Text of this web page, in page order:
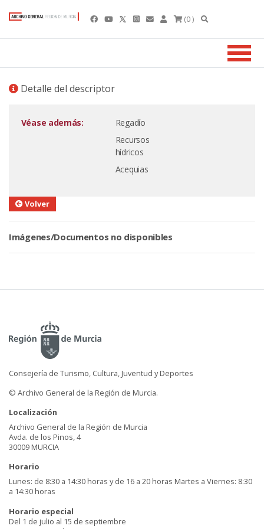
(0 )
Detalle del descriptor
Véase además:
Regadío
Recursos
hídricos
Acequias
Volver
Imágenes/Documentos no disponibles
Consejería de Turismo, Cultura, Juventud y Deportes
© Archivo General de la Región de Murcia.
Localización
Archivo General de la Región de Murcia
Avda. de los Pinos, 4
30009 MURCIA
Horario
Lunes: de 8:30 a 14:30 horas y de 16 a 20 horas Martes a Viernes: 8:30
a 14:30 horas
Horario especial
Del 1 de julio al 15 de septiembre